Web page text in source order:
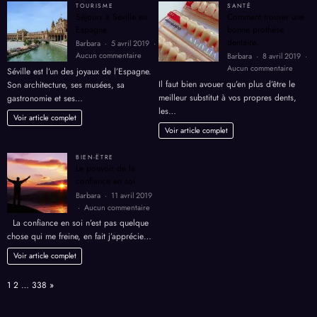
?
TOURISME
Séjours à Séville en
Espagne.
Barbara
5 avril 2019
Aucun commentaire
à
Séville
Espagne.
Séville est l’un des joyaux de l’Espagne.
Son architecture, ses musées, sa
gastronomie et ses…
Voir article complet
SANTÉ
Comment trouver une
bonne prothèse
dentaire.
Barbara
8 avril 2019
Aucun commentaire
trouver
une
Il faut bien avouer qu’en plus d’être le
meilleur substitut à vos propres dents,
les…
Voir article complet
BIEN-ËTRE
Le pouvoir de la
confiance en soi
Barbara
11 avril 2019
Aucun commentaire
de
La confiance en soi n’est pas quelque
chose qui me freine, en fait j’apprécie…
Voir article complet
Page:
1 2 … 338 Next
»